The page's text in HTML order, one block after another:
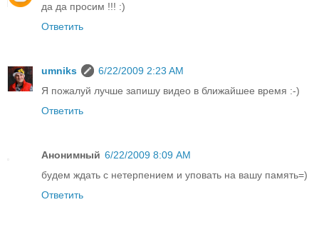
да да просим !!! :)
Ответить
umniks
6/22/2009 2:23 AM
Я пожалуй лучше запишу видео в ближайшее время :-)
Ответить
Анонимный 6/22/2009 8:09 AM
будем ждать с нетерпением и уповать на вашу память=)
Ответить